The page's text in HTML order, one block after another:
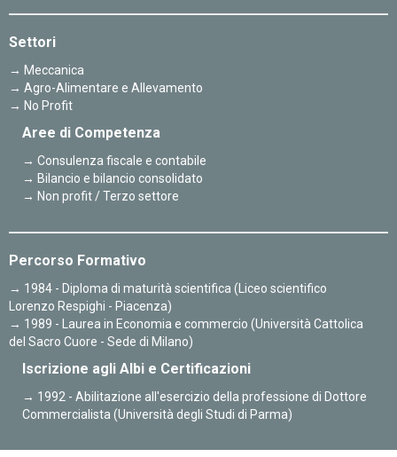
Settori
Meccanica
Agro-Alimentare e Allevamento
No Profit
Aree di Competenza
Consulenza fiscale e contabile
Bilancio e bilancio consolidato
Non profit / Terzo settore
Percorso Formativo
1984 - Diploma di maturità scientifica (Liceo scientifico
Lorenzo Respighi - Piacenza)
1989 - Laurea in Economia e commercio (Università Cattolica
del Sacro Cuore - Sede di Milano)
Iscrizione agli Albi e Certificazioni
1992 - Abilitazione all'esercizio della professione di Dottore
Commercialista (Università degli Studi di Parma)